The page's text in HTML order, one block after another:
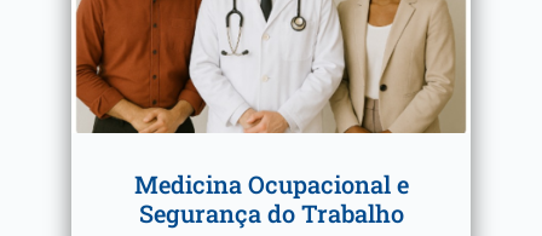
Medicina Ocupacional e
Segurança do Trabalho